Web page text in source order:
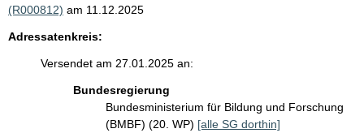
(R000812) am 11.12.2025
Adressatenkreis:
Versendet am 27.01.2025 an:
Bundesregierung
Bundesministerium für Bildung und Forschung
(BMBF) (20. WP) [alle SG dorthin]